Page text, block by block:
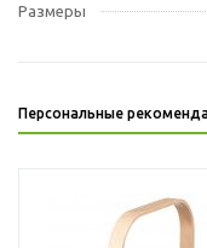
Размеры
Персональные